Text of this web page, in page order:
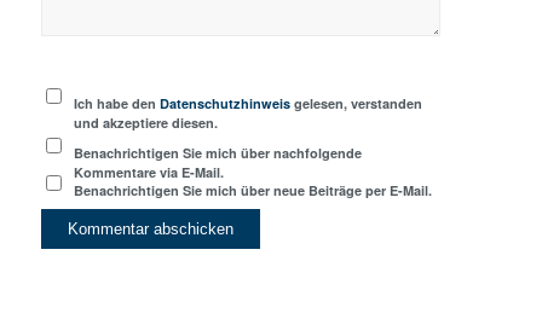
Ich habe denDatenschutzhinweis gelesen, verstanden
und akzeptiere diesen.
Benachrichtigen Sie mich über nachfolgende
Kommentare via E-Mail.
Benachrichtigen Sie mich über neue Beiträge per E-Mail.